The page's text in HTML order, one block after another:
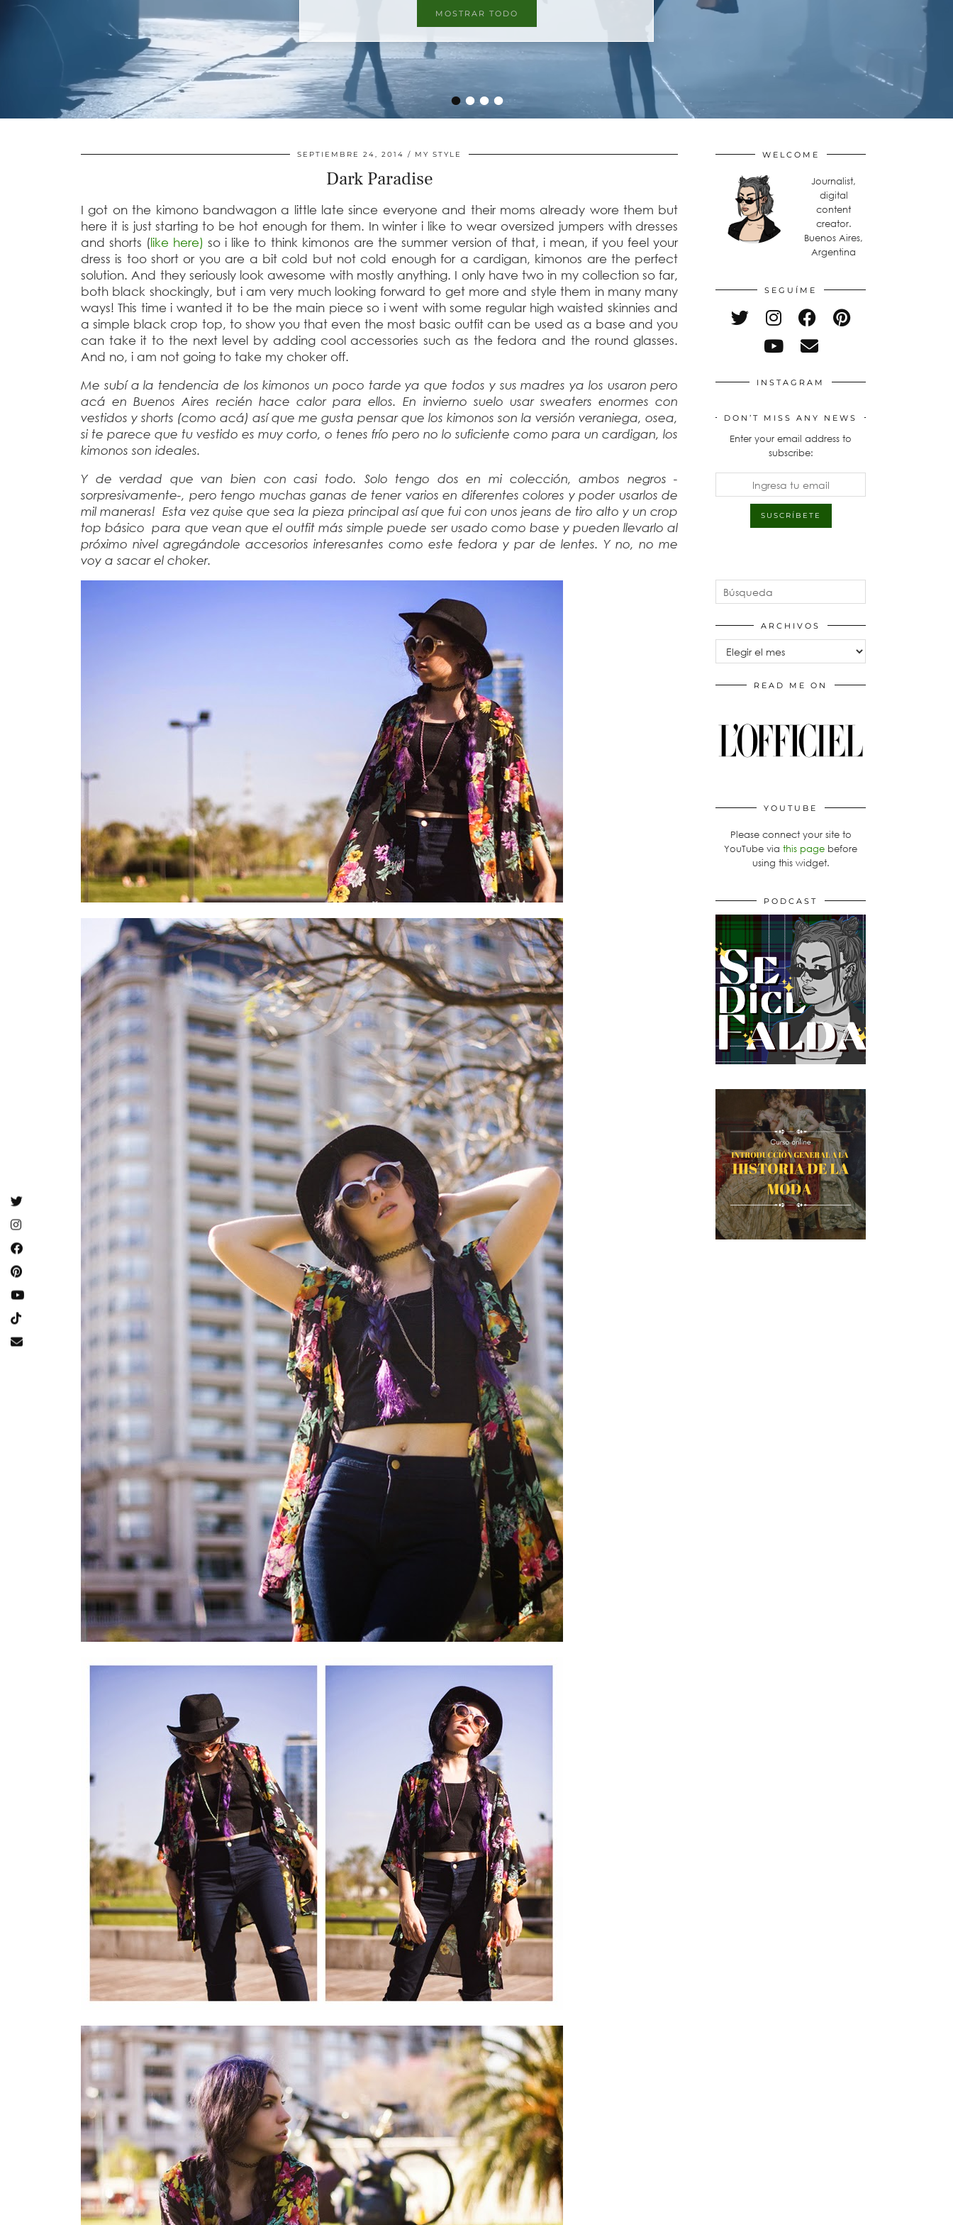
••••
MOSTRAR TODO
MOSTRAR TODO
SEPTIEMBRE 24, 2014 MY STYLE
Dark Paradise
I got on the kimono bandwagon a little late since everyone and their moms already wore them but
here it is just starting to be hot enough for them. In winter i like to wear oversized jumpers with dresses
and shorts (like here) so i like to think kimonos are the summer version of that, i mean, if you feel your
dress is too short or you are a bit cold but not cold enough for a cardigan, kimonos are the perfect
solution. And they seriously look awesome with mostly anything. I only have two in my collection so far,
both black shockingly, but i am very much looking forward to get more and style them in many many
ways! This time i wanted it to be the main piece so i went with some regular high waisted skinnies and
a simple black crop top, to show you that even the most basic outfit can be used as a base and you
can take it to the next level by adding cool accessories such as the fedora and the round glasses.
And no, i am not going to take my choker off.
Me subí a la tendencia de los kimonos un poco tarde ya que todos y sus madres ya los usaron pero
acá en Buenos Aires recién hace calor para ellos. En invierno suelo usar sweaters enormes con
vestidos y shorts (como acá) así que me gusta pensar que los kimonos son la versión veraniega, osea,
si te parece que tu vestido es muy corto, o tenes frío pero no lo suficiente como para un cardigan, los
kimonos son ideales.
Y de verdad que van bien con casi todo. Solo tengo dos en mi colección, ambos negros -
sorpresivamente-, pero tengo muchas ganas de tener varios en diferentes colores y poder usarlos de
mil maneras!Esta vez quise que sea la pieza principal así que fui con unos jeans de tiro alto y un crop
top básico para que vean que el outfit más simple puede ser usado como base y pueden llevarlo al
próximo nivel agregándole accesorios interesantes como este fedora y par de lentes. Y no, no me
voy a sacar el choker.
WELCOME
Journalist,
digital
content
creator.
Buenos Aires,
Argentina
SEGUÍME
INSTAGRAM
DON’T MISS ANY NEWS
Enter your email address to
subscribe:
ARCHIVOS
Archivos
READ ME ON
YOUTUBE
Please connect your site to
YouTube viathis page before
using this widget.
PODCAST